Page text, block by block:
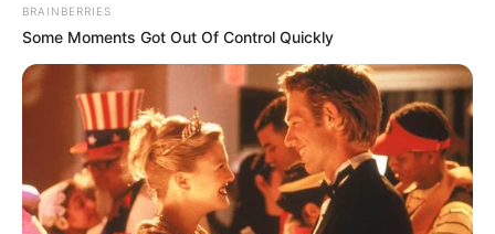
BRAINBERRIES
Some Moments Got Out Of Control Quickly